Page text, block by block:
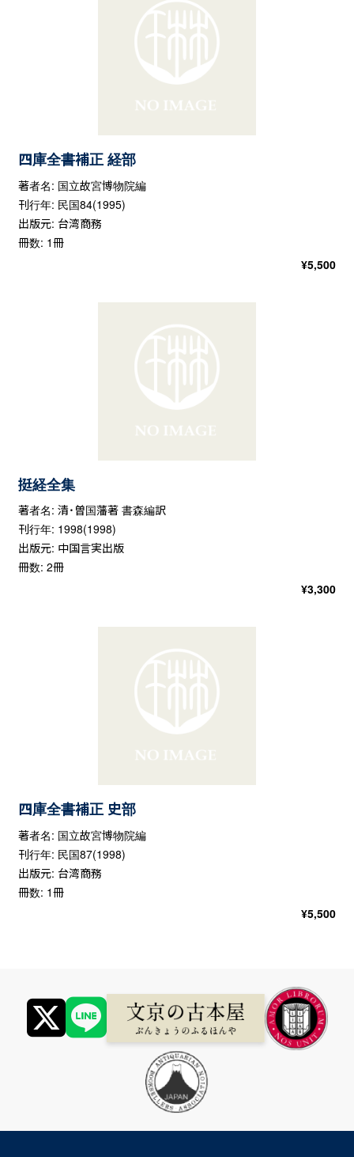
四庫全書補正 経部
著者名: 国立故宮博物院編
刊行年: 民国84(1995)
出版元: 台湾商務
冊数: 1冊
¥5,500
挺経全集
著者名: 清・曽国藩著 書森編訳
刊行年: 1998(1998)
出版元: 中国言実出版
冊数: 2冊
¥3,300
四庫全書補正 史部
著者名: 国立故宮博物院編
刊行年: 民国87(1998)
出版元: 台湾商務
冊数: 1冊
¥5,500